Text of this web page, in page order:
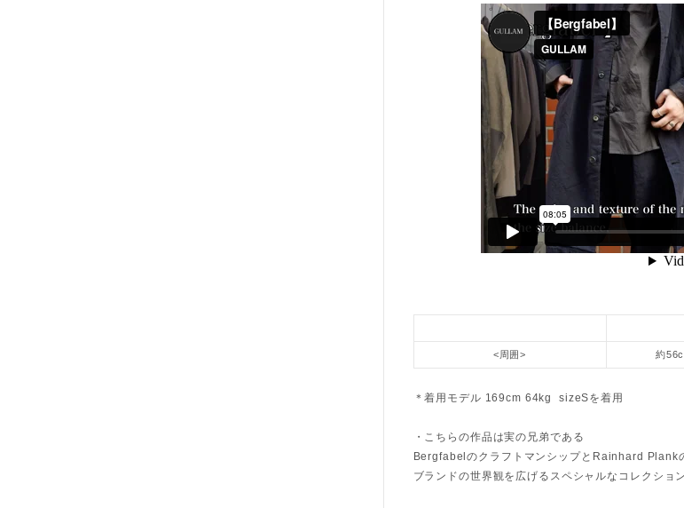
<周囲> 約
＊着用モデル 169cm 64kg sizeSを着用
・こちらの作品は実の兄弟である
BergfabelのクラフトマンシップとRainhard Plank
ブランドの世界観を広げるスペシャルなコレクショ